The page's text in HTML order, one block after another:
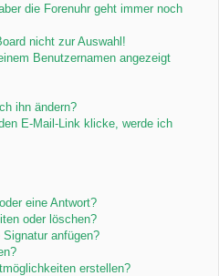
die Forenuhr geht immer noch
nicht zur Auswahl!
Benutzernamen angezeigt
ihn ändern?
E-Mail-Link klicke, werde ich
eine Antwort?
oder löschen?
anfügen?
erstellen?